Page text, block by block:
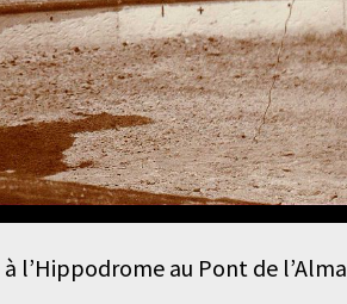
l’Hippodrome au Pont de l’Alma